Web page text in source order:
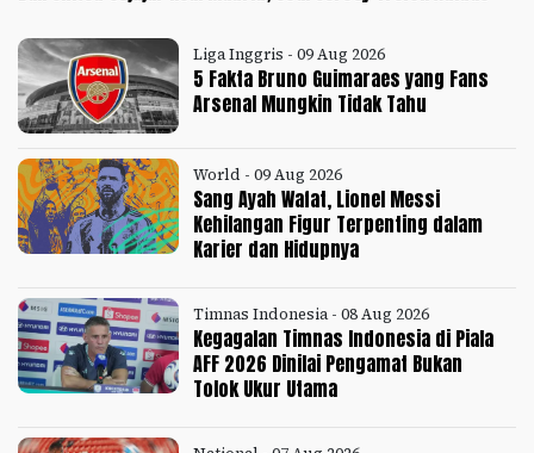
Liga Inggris - 09 Aug 2026
5 Fakta Bruno Guimaraes yang Fans
Arsenal Mungkin Tidak Tahu
World - 09 Aug 2026
Sang Ayah Wafat, Lionel Messi
Kehilangan Figur Terpenting dalam
Karier dan Hidupnya
Timnas Indonesia - 08 Aug 2026
Kegagalan Timnas Indonesia di Piala
AFF 2026 Dinilai Pengamat Bukan
Tolok Ukur Utama